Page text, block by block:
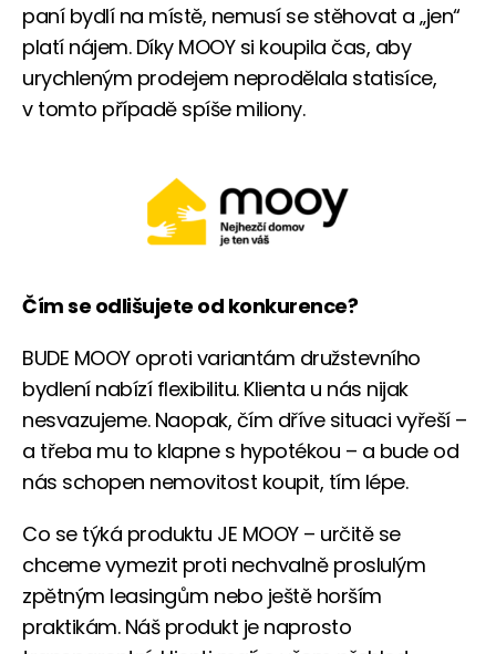
paní bydlí na místě, nemusí se stěhovat a „jen“
platí nájem. Díky MOOY si koupila čas, aby
urychleným prodejem neprodělala statisíce,
v tomto případě spíše miliony.
Čím se odlišujete od konkurence?
BUDE MOOY oproti variantám družstevního
bydlení nabízí flexibilitu. Klienta u nás nijak
nesvazujeme. Naopak, čím dříve situaci vyřeší –
a třeba mu to klapne s hypotékou – a bude od
nás schopen nemovitost koupit, tím lépe.
Co se týká produktu JE MOOY – určitě se
chceme vymezit proti nechvalně proslulým
zpětným leasingům nebo ještě horším
praktikám. Náš produkt je naprosto